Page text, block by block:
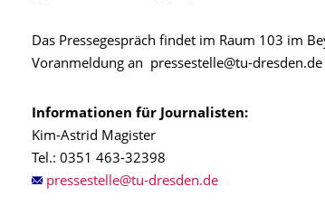
Das Pressegespräch findet im Raum 103 im
Voranmeldung an pressestelle@tu-
Informationen für Journalisten:
Kim-Astrid Magister
Tel.: 0351 463-32398